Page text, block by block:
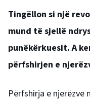
Tingëllon si një
mund të sjellë
punëkërkuesit. A
përfshirjen e
Përfshirja e njerëzve